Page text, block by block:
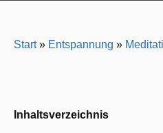
Start» Entspannung »
Inhaltsverzeichnis